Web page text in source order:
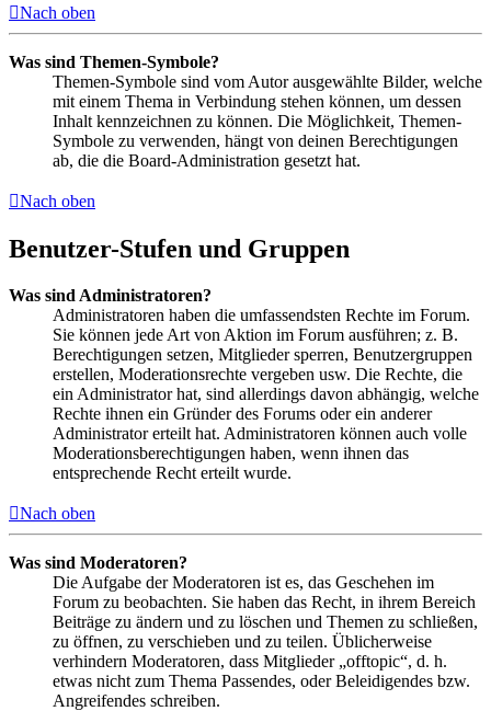
Nach oben
Was sind Themen-Symbole?
Themen-Symbole sind vom Autor ausgewählte Bilder, welche
mit einem Thema in Verbindung stehen können, um dessen
Inhalt kennzeichnen zu können. Die Möglichkeit, Themen-
Symbole zu verwenden, hängt von deinen Berechtigungen
ab, die die Board-Administration gesetzt hat.
Nach oben
Benutzer-Stufen und Gruppen
Was sind Administratoren?
Administratoren haben die umfassendsten Rechte im Forum.
Sie können jede Art von Aktion im Forum ausführen; z. B.
Berechtigungen setzen, Mitglieder sperren, Benutzergruppen
erstellen, Moderationsrechte vergeben usw. Die Rechte, die
ein Administrator hat, sind allerdings davon abhängig, welche
Rechte ihnen ein Gründer des Forums oder ein anderer
Administrator erteilt hat. Administratoren können auch volle
Moderationsberechtigungen haben, wenn ihnen das
entsprechende Recht erteilt wurde.
Nach oben
Was sind Moderatoren?
Die Aufgabe der Moderatoren ist es, das Geschehen im
Forum zu beobachten. Sie haben das Recht, in ihrem Bereich
Beiträge zu ändern und zu löschen und Themen zu schließen,
zu öffnen, zu verschieben und zu teilen. Üblicherweise
verhindern Moderatoren, dass Mitglieder „offtopic“, d. h.
etwas nicht zum Thema Passendes, oder Beleidigendes bzw.
Angreifendes schreiben.